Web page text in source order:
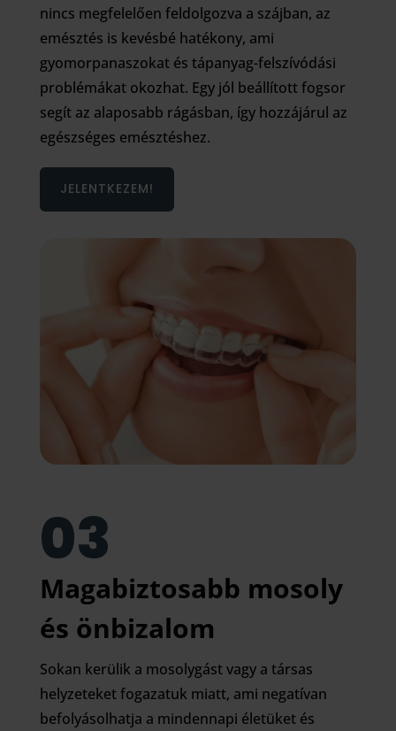
nincs megfelelően feldolgozva a szájban, az
emésztés is kevésbé hatékony, ami
gyomorpanaszokat és tápanyag-felszívódási
problémákat okozhat. Egy jól beállított fogsor
segít az alaposabb rágásban, így hozzájárul az
egészséges emésztéshez.
JELENTKEZEM!
03
Magabiztosabb mosoly
és önbizalom
Sokan kerülik a mosolygást vagy a társas
helyzeteket fogazatuk miatt, ami negatívan
befolyásolhatja a mindennapi életüket és